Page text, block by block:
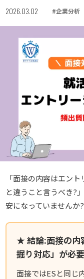
2026.03.02 #企業分析
「面接の内容はエン
と違うこと言うべき?
安になっていませんか?
★ 結論:面接の内
掘り対応」が必要
面接ではESと同じ